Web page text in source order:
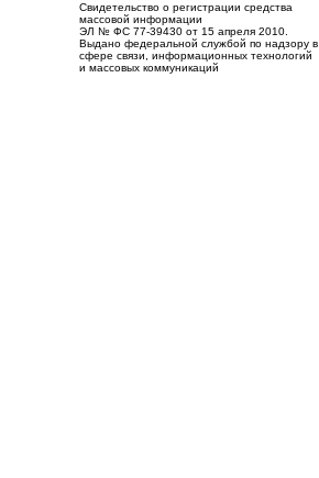
Свидетельство о регистрации средства
массовой информации
ЭЛ № ФС 77-39430 от 15 апреля 2010.
Выдано федеральной службой по надзору в
сфере связи, информационных технологий
и массовых коммуникаций